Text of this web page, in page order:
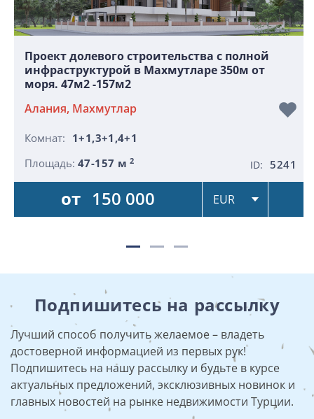
Проект долевого строительства с полной
инфраструктурой в Махмутларе 350м от
моря. 47м2 -157м2
Алания, Махмутлар
Комнат: 1+1,3+1,4+1
Площадь: 47-157 м2 ID: 5241
от 150 000
Подпишитесь на рассылку
Лучший способ получить желаемое – владеть
достоверной информацией из первых рук!
Подпишитесь на нашу рассылку и будьте в курсе
актуальных предложений, эксклюзивных новинок и
главных новостей на рынке недвижимости Турции.